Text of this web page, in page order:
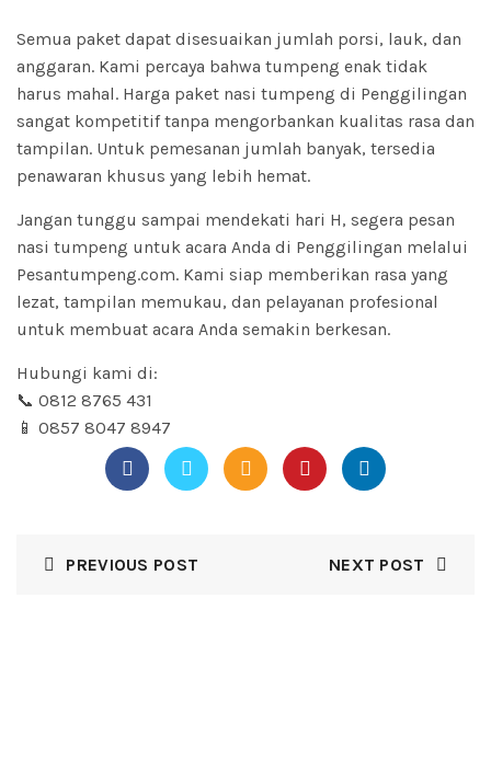
Semua paket dapat disesuaikan jumlah porsi, lauk, dan
anggaran. Kami percaya bahwa tumpeng enak tidak
harus mahal. Harga paket nasi tumpeng di Penggilingan
sangat kompetitif tanpa mengorbankan kualitas rasa dan
tampilan. Untuk pemesanan jumlah banyak, tersedia
penawaran khusus yang lebih hemat.
Jangan tunggu sampai mendekati hari H, segera pesan
nasi tumpeng untuk acara Anda di Penggilingan melalui
Pesantumpeng.com. Kami siap memberikan rasa yang
lezat, tampilan memukau, dan pelayanan profesional
untuk membuat acara Anda semakin berkesan.
Hubungi kami di:
📞 0812 8765 431
📱 0857 8047 8947
PREVIOUS POST NEXT POST